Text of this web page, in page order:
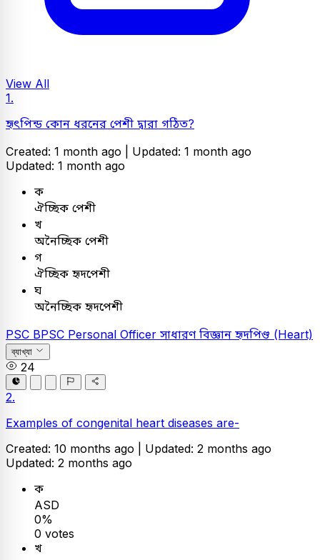
View All
1.
হৃৎপিন্ড কোন ধরনের পেশী দ্বারা গঠিত?
Created: 1 month ago | Updated: 1 month ago
Updated: 1 month ago
ক
ঐচ্ছিক পেশী
খ
অনৈচ্ছিক পেশী
গ
ঐচ্ছিক হৃদপেশী
ঘ
অনৈচ্ছিক হৃদপেশী
PSC BPSC Personal Officer সাধারণ বিজ্ঞান হৃদপিণ্ড (Heart)
ব্যাখ্যা
24
2.
Examples of congenital heart diseases are-
Created: 10 months ago | Updated: 2 months ago
Updated: 2 months ago
ক
ASD
0%
0 votes
খ